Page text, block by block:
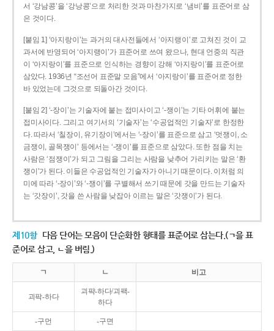
서 ‘강남콩’을 ‘강낭콩’으로 처리한 것과 마찬가지로 ‘냄비’를 표준어로 삼
은 것이다.
[붙임 1] ‘아지랑이’는 과거의 대사전들에서 ‘아지랭이’로 고쳐진 것이 교
과서에 반영되어 ‘아지랭이’가 표준어로 쓰여 왔으나, 현대 언중의 직관
이 ‘아지랑이’를 표준으로 인식하는 경향이 강해 ‘아지랑이’를 표준어로
삼았다. 1936년 “조선어 표준말 모음”에서 ‘아지랑이’를 표준어로 정한
바 있었는데 그것으로 되돌아간 것이다.
[붙임 2] ‘-장이’는 기술자에 붙는 접미사이고 ‘-쟁이’는 기타 어휘에 붙는
접미사이다. 그리고 여기서의 ‘기술자’는 ‘수공업적인 기술자’로 한정한
다. 따라서 ‘칠장이, 유기장이’에서는 ‘-장이’를 표준으로 삼고 ‘멋쟁이, 소
금쟁이, 골목쟁이’ 등에서는 ‘-쟁이’를 표준으로 삼았다. 또한 점을 치는
사람은 ‘점쟁이’가 되고 그림을 그리는 사람을 낮추어 가리키는 말은 ‘환
쟁이’가 된다. 이들은 수공업적인 기술자가 아니기 때문이다. 이처럼 의
미에 따라 ‘-장이’와 ‘-쟁이’를 구별해서 쓰기 때문에 갓을 만드는 기술자
는 ‘갓장이’, 갓을 쓴 사람을 낮잡아 이르는 말은 ‘갓쟁이’가 된다.
제10항 다음 단어는 모음이 단순화한 형태를 표준어로 삼는다.(ㄱ을 표
준어로 삼고, ㄴ을 버림.)
ㄱ ㄴ 비고
괴팍-하다
괴퍅-하다/괴팩-
하다
-구먼 -구면